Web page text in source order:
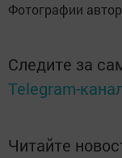
Фотографии
Следите за
Telegram-
Читайте